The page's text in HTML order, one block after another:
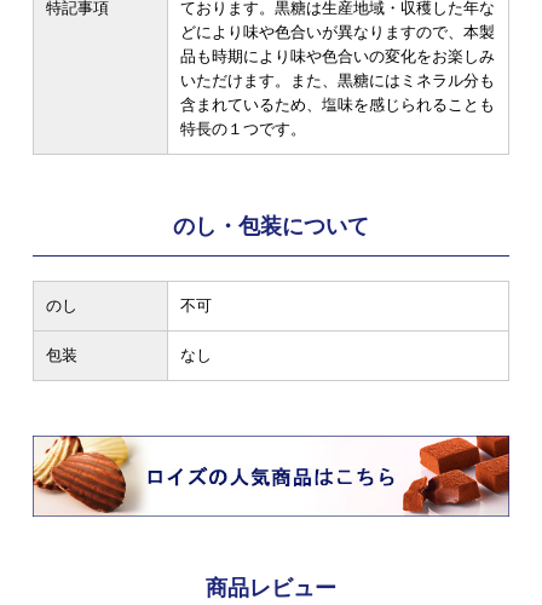
特記事項
ております。黒糖は生産地域・収穫した年な
どにより味や色合いが異なりますので、本製
品も時期により味や色合いの変化をお楽しみ
いただけます。また、黒糖にはミネラル分も
含まれているため、塩味を感じられることも
特長の１つです。
のし・包装について
のし 不可
包装 なし
商品レビュー